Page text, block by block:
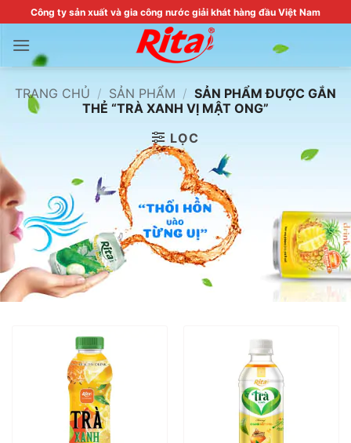
to
content
Công ty sản xuất và gia công nước giải khát hàng đầu Việt Nam
TRANG CHỦ / SẢN PHẨM / SẢN PHẨM ĐƯỢC GẮN
THẺ “TRÀ XANH VỊ MẬT ONG”
LỌC